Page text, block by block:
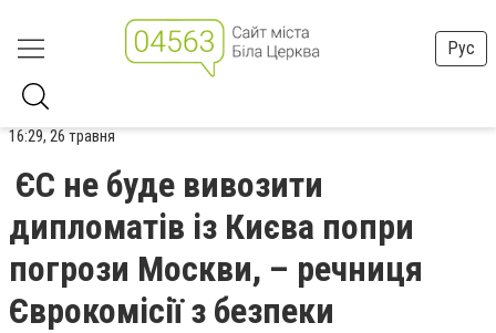
Рус
16:29, 26 травня
ЄС не буде вивозити
дипломатів із Києва попри
погрози Москви, – речниця
Єврокомісії з безпеки